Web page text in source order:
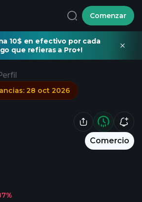
Comenzar
10$ en efectivo por cada
que refieras a Pro+!
Comercio
: 28 oct 2026